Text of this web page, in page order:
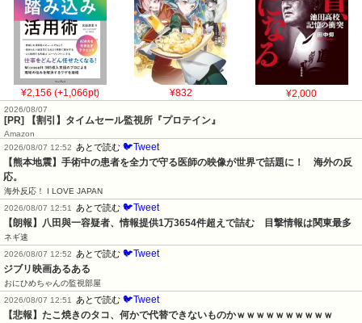
¥2,156 (+1,066pt) ¥832 ¥2,000
2026/08/07
[PR] 【割引】タイムセール監視所『プロテイン』
Amazon
2026/08/07 12:52
あとで読む 🐦Tweet
【熊本地震】手術中の患者を全力で守る医師の映像が世界で話題に！　海外の反
応。
海外反応！ I LOVE JAPAN
2026/08/07 12:51
あとで読む 🐦Tweet
【朗報】八田與一容疑者、情報提供1万3654件超えで詰む　目撃情報は関東最多
ネギ速
2026/08/07 12:52
あとで読む 🐦Tweet
ジブリ映画あるある
おにひめちゃんの監視部屋
2026/08/07 12:51
あとで読む 🐦Tweet
【悲報】たこ焼きのタコ、何かで代替できないものかｗｗｗｗｗｗｗｗｗｗ